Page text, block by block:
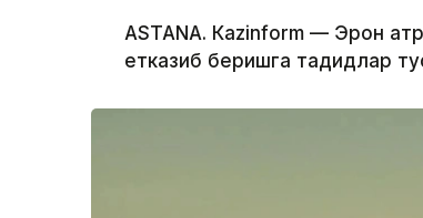
ASTANА. Кazinform — Эрон
етказиб беришга таҳдидлар